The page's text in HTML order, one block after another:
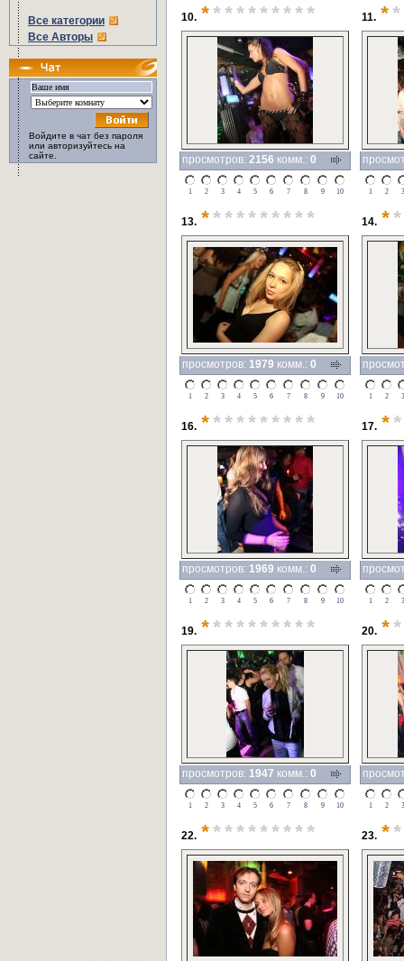
Все категории
Все Авторы
Войдите в чат без пароля
или авторизуйтесь на
сайте.
10. * *********
просмотров: 2156 комм.: 0
1 2 3 4 5 6 7 8 9 10
11. *
1 2 3
13. * *********
просмотров: 1979 комм.: 0
1 2 3 4 5 6 7 8 9 10
14. *
1 2 3
16. * *********
просмотров: 1969 комм.: 0
1 2 3 4 5 6 7 8 9 10
17. *
1 2 3
19. * *********
просмотров: 1947 комм.: 0
1 2 3 4 5 6 7 8 9 10
20. *
1 2 3
22. * ********* 23. *